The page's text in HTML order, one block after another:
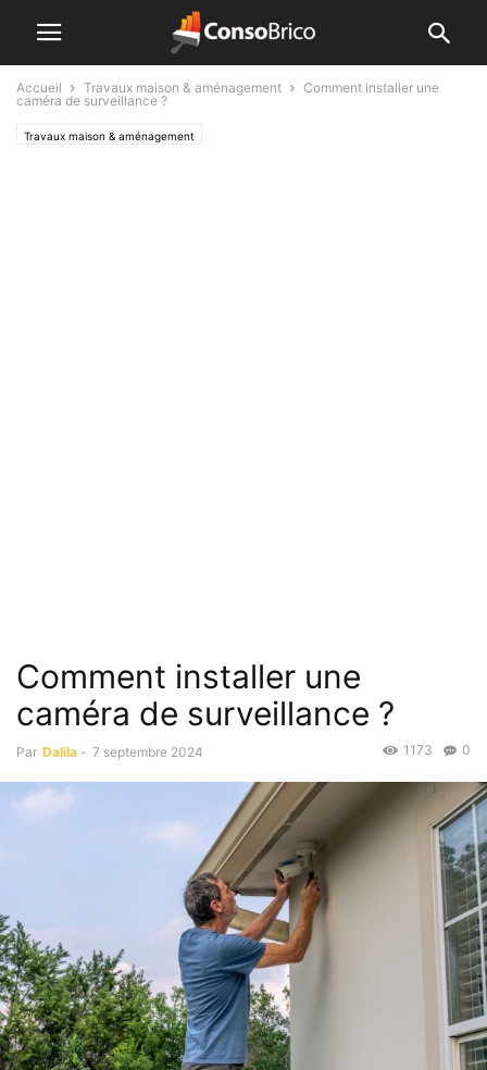
Accueil Travaux maison & aménagement
Comment installer une
caméra de surveillance ?
Travaux maison & aménagement
Comment installer une
caméra de surveillance ?
Par Dalila - 7 septembre 2024 0
1173